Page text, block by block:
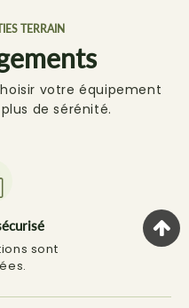
TERRAIN
votre équipement
de sérénité.
sont